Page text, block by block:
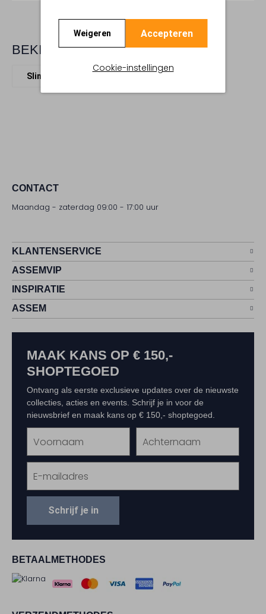
Weigeren Accepteren
Cookie-instellingen
BEKIJK MEER
Slingbacks
CONTACT
Maandag - zaterdag 09:00 - 17:00 uur
KLANTENSERVICE
ASSEMVIP
INSPIRATIE
ASSEM
BETAALMETHODES
MAAK KANS OP € 150,-
SHOPTEGOED
Ontvang als eerste exclusieve updates over de nieuwste
collecties, acties en events. Schrijf je in voor de
nieuwsbrief en maak kans op € 150,- shoptegoed.
Schrijf je in